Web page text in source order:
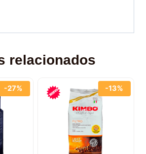
relacionados
-27% -13%